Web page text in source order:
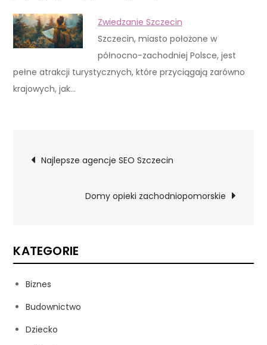
Zwiedzanie Szczecin
Szczecin, miasto położone w
północno-zachodniej Polsce, jest
pełne atrakcji turystycznych, które przyciągają zarówno
krajowych, jak…
Nawigacja
wpisu
Najlepsze agencje SEO Szczecin
Domy opieki zachodniopomorskie
KATEGORIE
Biznes
Budownictwo
Dziecko